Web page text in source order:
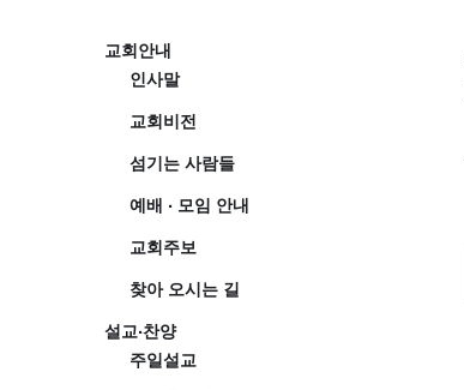
교회안내
인사말
교회비전
섬기는 사람들
예배 · 모임 안내
교회주보
찾아 오시는 길
설교·찬양
주일설교